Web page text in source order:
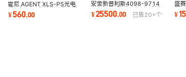
霍尼 AGENT XLS-PS光电
感烟探测器全新代理立即发
顺
¥560.00
安舍新普利斯4098-9714
光电智能感烟探测器烟感进
口消防802371
¥25500.00 已售20+个
盛
常
¥